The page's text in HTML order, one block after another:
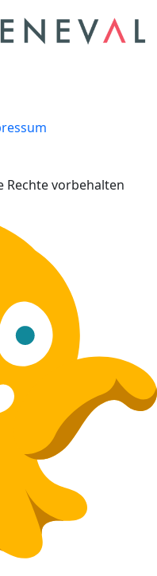
Rechte vorbehalten